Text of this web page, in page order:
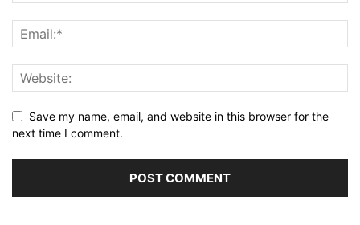
Save my name, email, and website in this browser for the
next time I comment.